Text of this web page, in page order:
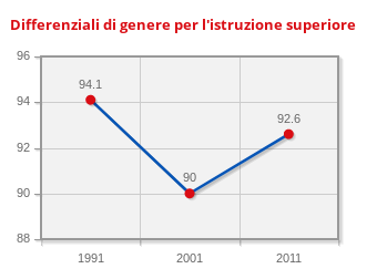
Differenziali di genere per l'istruzione superiore
1991 2001 2011
88
90
92
94
96
92.6
90
94.1